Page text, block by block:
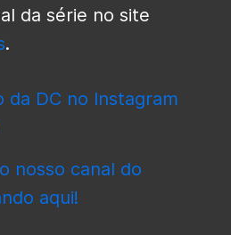
da série no site
.
da DC no Instagram
nosso canal do
aqui!